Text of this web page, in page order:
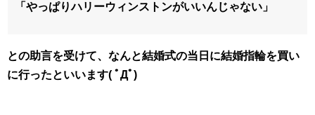
「やっぱりハリーウィンストンがいいんじゃない」
との助言を受けて、なんと結婚式の当日に結婚指輪を買い
に行ったといいます( ﾟДﾟ)